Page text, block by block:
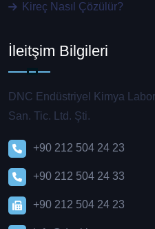
Kireç Nasıl Çözülür?
İleitşim Bilgileri
DNC Endüstriyel Kimya
San. Tic. Ltd. Şti.
+90 212 504 24 23
+90 212 504 24 33
+90 212 504 24 23